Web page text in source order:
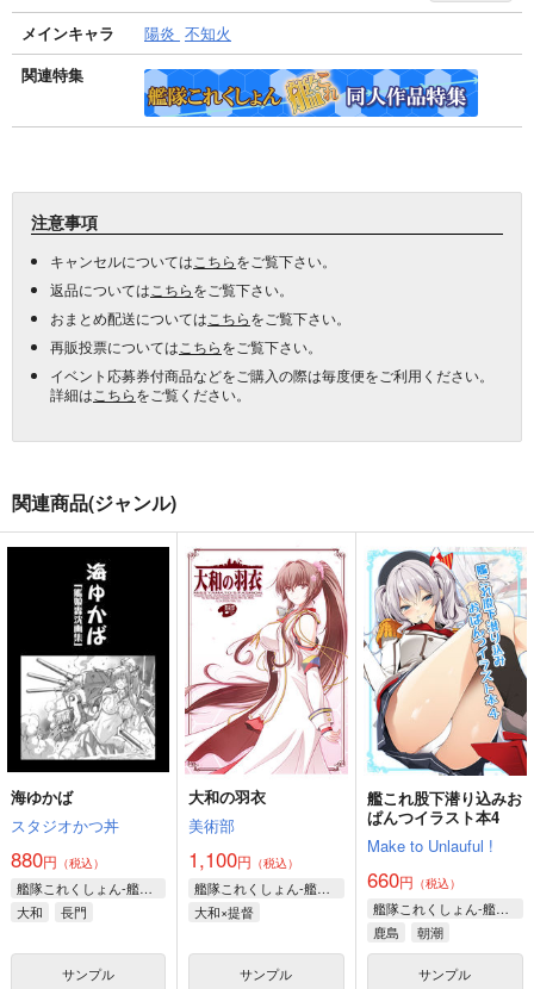
メインキャラ 陽炎 不知火
関連特集
注意事項
キャンセルについては こちらをご覧下さい。
返品については こちらをご覧下さい。
おまとめ配送については こちらをご覧下さい。
再販投票については こちらをご覧下さい。
イベント応募券付商品などをご購入の際は毎度便をご利用ください。
詳細は こちらをご覧ください。
関連商品(ジャンル)
海ゆかば
スタジオかつ丼
880円 （税込）
艦隊これくしょん-艦これ-
大和
長門
サンプル
大和の羽衣
美術部
1,100円 （税込）
艦隊これくしょん-艦これ-
大和×提督
サンプル
艦これ股下潜り込みお
ぱんつイラスト本4
Make to Unlauful !
660円 （税込）
艦隊これくしょん-艦これ-
鹿島
朝潮
サンプル